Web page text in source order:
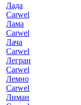
Лада
Carwel
Лама
Carwel
Лача
Carwel
Легран
Carwel
Лемно
Carwel
Лиман